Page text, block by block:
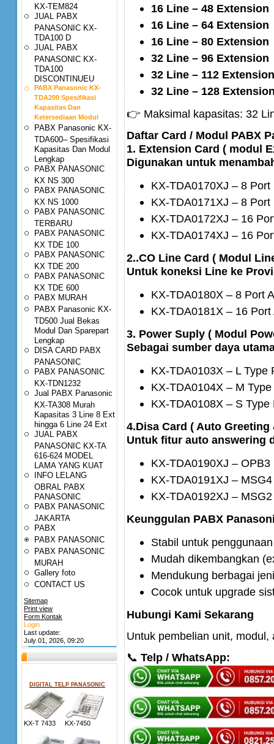
KX-TEM824
JUAL PABX
PANASONIC KX-
TDA100 D
JUAL PABX
PANASONIC KX-
TDA100
DISCONTINUEU
PABX Panasonic KX-
TDA200 Spesifikasi
Kapasitas Dan
Ketersediaan Modul
PABX Panasonic KX-
TDA600– Spesifikasi
Kapasitas Dan Modul
Lengkap
PABX PANASONIC
KX NS 300
PABX PANASONIC
KX NS 1000
PABX PANASONIC
TERBARU
PABX PANASONIC
KX TDE 100
PABX PANASONIC
KX TDE 200
PABX PANASONIC
KX TDE 600
PABX MURAH
PABX Panasonic KX-
TD500 Jual Bekas
Modul Dan Sparepart
Lengkap
DISA CARD PABX
PANASONIC
PABX PANASONIC
KX-TDN1232
Jual PABX Panasonic
KX-TA308 Murah
Kapasitas 3 Line 8 Ext
hingga 6 Line 24 Ext
JUAL PABX
PANASONIC KX-TA
616-624 MODEL
LAMA YANG KUAT
INFO LELANG
OBRAL PABX
PANASONIC
PABX PANASONIC
JAKARTA
PABX
PABX PANASONIC
PABX PANASONIC
MURAH
Gallery foto
CONTACT US
Sitemap
Print view
Form Kontak
Login
Last update:
July 01, 2026, 09:20
DIGITAL TELP PANASONIC
KX-T 7433 KX-7450
16 Line – 48 Extension
16 Line – 64 Extension
16 Line – 80 Extension
32 Line – 96 Extension
32 Line – 112 Extension
32 Line – 128
👉 Maksimal kapasitas: 32
Daftar Card / Modul PABX
1. Extension Card ( modul
Digunakan untuk
KX-TDA0170XJ – 8
KX-TDA0171XJ – 8
KX-TDA0172XJ – 16
KX-TDA0174XJ – 16
2..CO Line Card ( Modul
Untuk koneksi Line ke
KX-TDA0180X – 8 Port
KX-TDA0181X – 16
3. Power Suply ( Modul
Sebagai sumber daya
KX-TDA0103X – L Type
KX-TDA0104X – M
KX-TDA0108X – S Type
4.Disa Card ( Auto Greeting
Untuk fitur auto answering
KX-TDA0190XJ – OPB3
KX-TDA0191XJ – MSG4
KX-TDA0192XJ – MSG2
Keunggulan PABX
Stabil untuk
Mudah dikembangkan
Mendukung berbagai
Cocok untuk upgrade
Hubungi Kami Sekarang
Untuk pembelian unit,
📞 Telp / WhatsApp: